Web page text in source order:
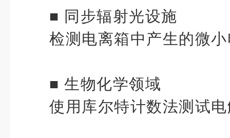
■ 同步辐射光设施
检测电离箱中产生的微
■ 生物化学领域
使用库尔特计数法测试